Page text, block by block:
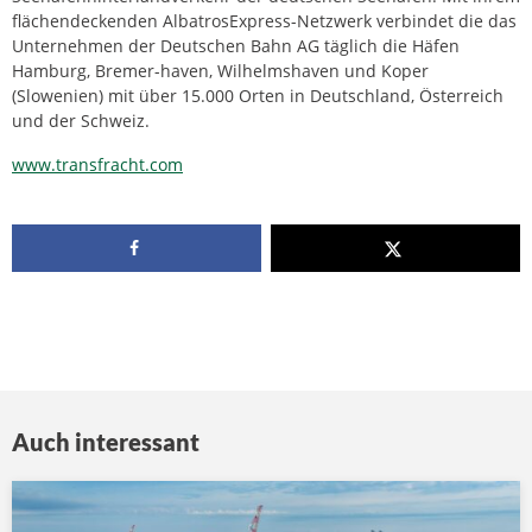
flächendeckenden AlbatrosExpress-Netzwerk verbindet die das
Unternehmen der Deutschen Bahn AG täglich die Häfen
Hamburg, Bremer-haven, Wilhelmshaven und Koper
(Slowenien) mit über 15.000 Orten in Deutschland, Österreich
und der Schweiz.
www.transfracht.com
Auch interessant